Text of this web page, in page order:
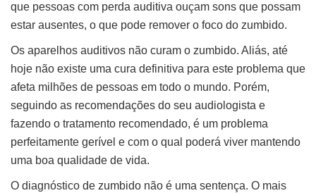
que pessoas com perda auditiva ouçam sons que possam
estar ausentes, o que pode remover o foco do zumbido.
Os aparelhos auditivos não curam o zumbido. Aliás, até
hoje não existe uma cura definitiva para este problema que
afeta milhões de pessoas em todo o mundo. Porém,
seguindo as recomendações do seu audiologista e
fazendo o tratamento recomendado, é um problema
perfeitamente gerível e com o qual poderá viver mantendo
uma boa qualidade de vida.
O diagnóstico de zumbido não é uma sentença. O mais